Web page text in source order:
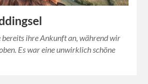
bereits ihre Ankunft an, während wir
Es war eine unwirklich schöne